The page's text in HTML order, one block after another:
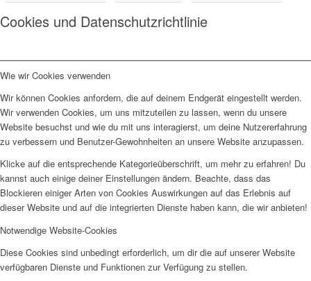
Cookies und Datenschutzrichtlinie
Wie wir Cookies verwenden
Wir können Cookies anfordern, die auf deinem Endgerät eingestellt werden.
Wir verwenden Cookies, um uns mitzuteilen zu lassen, wenn du unsere
Website besuchst und wie du mit uns interagierst, um deine Nutzererfahrung
zu verbessern und Benutzer-Gewohnheiten an unsere Website anzupassen.
Klicke auf die entsprechende Kategorieüberschrift, um mehr zu erfahren! Du
kannst auch einige deiner Einstellungen ändern. Beachte, dass das
Blockieren einiger Arten von Cookies Auswirkungen auf das Erlebnis auf
dieser Website und auf die integrierten Dienste haben kann, die wir anbieten!
Notwendige Website-Cookies
Diese Cookies sind unbedingt erforderlich, um dir die auf unserer Website
verfügbaren Dienste und Funktionen zur Verfügung zu stellen.